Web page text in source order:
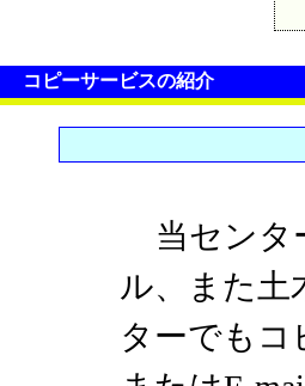
コピーサービスの紹介
当センタ
ル、また土
ターでもコ